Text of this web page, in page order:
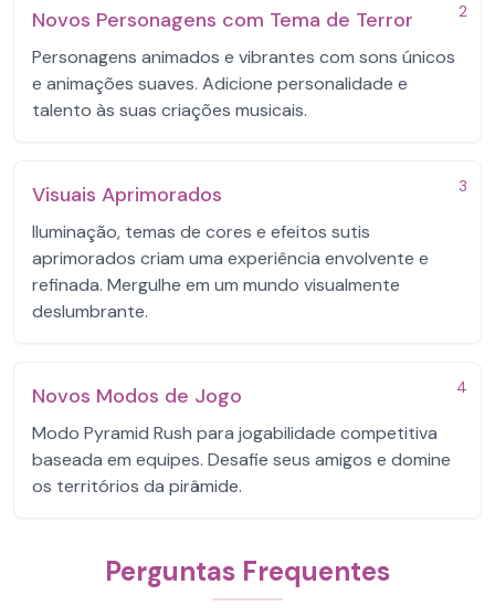
2
Novos Personagens com Tema de Terror
Personagens animados e vibrantes com sons únicos
e animações suaves. Adicione personalidade e
talento às suas criações musicais.
3
Visuais Aprimorados
Iluminação, temas de cores e efeitos sutis
aprimorados criam uma experiência envolvente e
refinada. Mergulhe em um mundo visualmente
deslumbrante.
4
Novos Modos de Jogo
Modo Pyramid Rush para jogabilidade competitiva
baseada em equipes. Desafie seus amigos e domine
os territórios da pirâmide.
Perguntas Frequentes